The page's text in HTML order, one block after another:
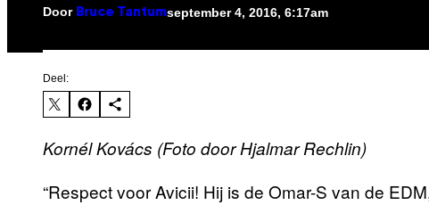
Door Bruce Tantumseptember 4, 2016, 6:17am
Deel:
Kornél Kovács (Foto door Hjalmar Rechlin)
“Respect voor Avicii! Hij is de Omar-S van de